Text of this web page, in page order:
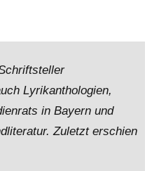
Lyrikanthologien,
in Bayern und
Zuletzt erschien